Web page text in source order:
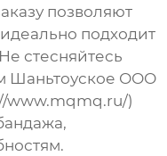
позволяют
подходит
стесняйтесь
Шаньтоуское ООО
www.mqmq.ru/)
,